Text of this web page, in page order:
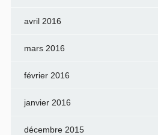
avril 2016
mars 2016
février 2016
janvier 2016
décembre 2015